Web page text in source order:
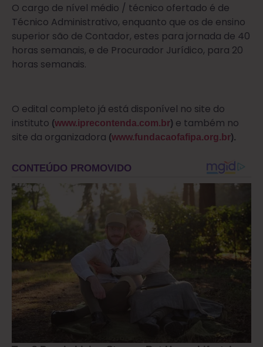
O cargo de nível médio / técnico ofertado é de
Técnico Administrativo, enquanto que os de ensino
superior são de Contador, estes para jornada de 40
horas semanais, e de Procurador Jurídico, para 20
horas semanais.
O edital completo já está disponível no site do
instituto (www.iprecontenda.com.br) e também no
site da organizadora (www.fundacaofafipa.org.br).